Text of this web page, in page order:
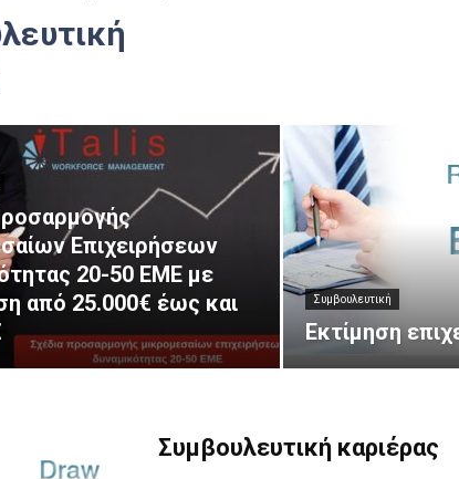
Επιχειρήσεων
20-50 ΕΜΕ με
από 25.000€ έως και
Συμβουλευτική
Εκτίμηση
Συμβουλευτική καριέρας